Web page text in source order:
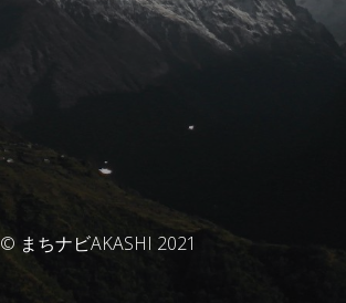
© まちナビAKASHI 2021